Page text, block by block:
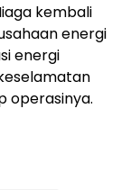
kembali
energi
energi
operasinya.